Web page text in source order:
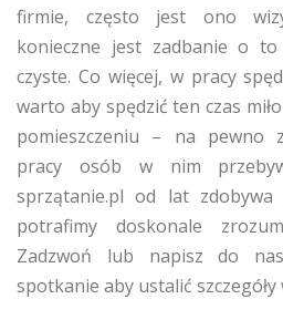
firmie, często jest ono
konieczne jest zadbanie o
czyste. Co więcej, w pracy
warto aby spędzić ten czas
pomieszczeniu – na pewno
pracy osób w nim
sprzątanie.pl od lat zdobywa
potrafimy doskonale
Zadzwoń lub napisz do
spotkanie aby ustalić szczegóły